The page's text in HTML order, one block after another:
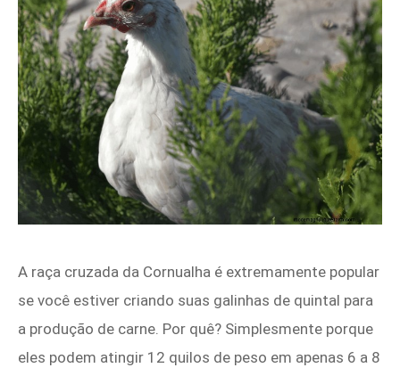
A raça cruzada da Cornualha é extremamente popular
se você estiver criando suas galinhas de quintal para
a produção de carne. Por quê? Simplesmente porque
eles podem atingir 12 quilos de peso em apenas 6 a 8